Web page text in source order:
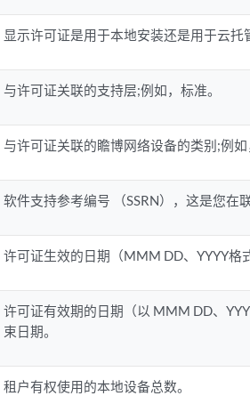
显示许可证是用于本地安装还是用于云托
与许可证关联的支持层;例如，标准。
与许可证关联的瞻博网络设备的类别;例如
软件支持参考编号 （SSRN），这是您
许可证生效的日期（MMM DD、YYYY格
许可证有效期的日期（以 MMM DD、
束日期。
租户有权使用的本地设备总数。